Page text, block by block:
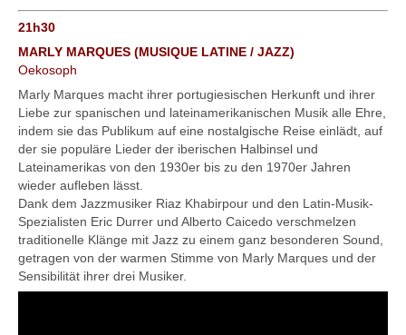
21h30
MARLY MARQUES (MUSIQUE LATINE / JAZZ)
Oekosoph
Marly Marques macht ihrer portugiesischen Herkunft und ihrer
Liebe zur spanischen und lateinamerikanischen Musik alle Ehre,
indem sie das Publikum auf eine nostalgische Reise einlädt, auf
der sie populäre Lieder der iberischen Halbinsel und
Lateinamerikas von den 1930er bis zu den 1970er Jahren
wieder aufleben lässt.
Dank dem Jazzmusiker Riaz Khabirpour und den Latin-Musik-
Spezialisten Eric Durrer und Alberto Caicedo verschmelzen
traditionelle Klänge mit Jazz zu einem ganz besonderen Sound,
getragen von der warmen Stimme von Marly Marques und der
Sensibilität ihrer drei Musiker.